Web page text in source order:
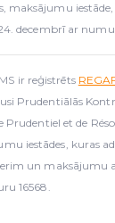
maksājumu
decembrī ar
ir reģistrēts
Prudentiālās
et de
iestādes, kuras
un maksājumu
16568.